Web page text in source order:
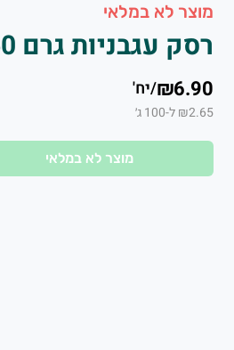
מוצר לא במלאי
רסק עגבניות גרם 260 פריניר
₪6.90
/יח'
₪2.65 ל-100 ג׳
מוצר לא במלאי